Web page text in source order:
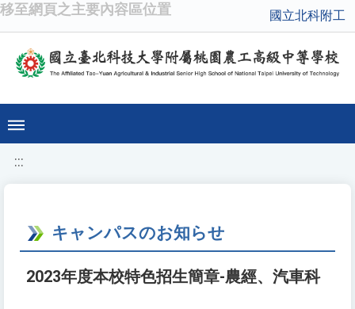
移至網頁之主要內容區位置 國立北科附工
:::
キャンパスのお知らせ
2023年度本校特色招生簡章-農經、汽車科